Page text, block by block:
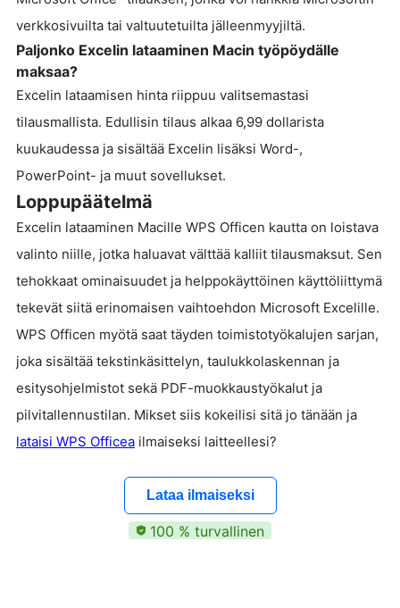
verkkosivuilta tai valtuutetuilta jälleenmyyjiltä.
Paljonko Excelin lataaminen Macin työpöydälle
maksaa?
Excelin lataamisen hinta riippuu valitsemastasi
tilausmallista. Edullisin tilaus alkaa 6,99 dollarista
kuukaudessa ja sisältää Excelin lisäksi Word-,
PowerPoint- ja muut sovellukset.
Loppupäätelmä
Excelin lataaminen Macille WPS Officen kautta on loistava
valinto niille, jotka haluavat välttää kalliit tilausmaksut. Sen
tehokkaat ominaisuudet ja helppokäyttöinen käyttöliittymä
tekevät siitä erinomaisen vaihtoehdon Microsoft Excelille.
WPS Officen myötä saat täyden toimistotyökalujen sarjan,
joka sisältää tekstinkäsittelyn, taulukkolaskennan ja
esitysohjelmistot sekä PDF-muokkaustyökalut ja
pilvitallennustilan. Mikset siis kokeilisi sitä jo tänään ja
lataisi WPS Officea ilmaiseksi laitteellesi?
Lataa ilmaiseksi
100 % turvallinen